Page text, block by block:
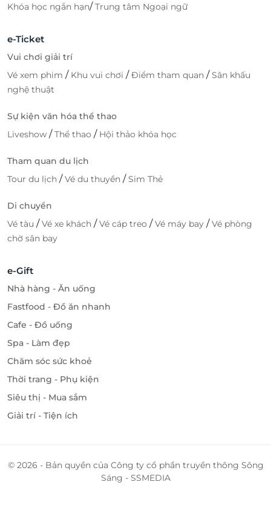
Khóa học ngắn hạn/Trung tâm Ngoại ngữ
e-Ticket
Vui chơi giải trí
Vé xem phim / Khu vui chơi /Điểm tham quan /Sân khấu
nghệ thuật
Sự kiện văn hóa thể thao
Liveshow /Thể thao / Hội thảo khóa học
Tham quan du lịch
Tour du lịch /Vé du thuyền /Sim Thẻ
Di chuyển
Vé tàu /Vé xe khách /Vé cáp treo /Vé máy bay /Vé phòng
chờ sân bay
e-Gift
Nhà hàng - Ăn uống
Fastfood - Đồ ăn nhanh
Cafe - Đồ uống
Spa - Làm đẹp
Chăm sóc sức khoẻ
Thời trang - Phụ kiện
Siêu thị - Mua sắm
Giải trí - Tiện ích
© 2026 - Bản quyền của Công ty cổ phần truyền thông Sông
Sáng - SSMEDIA